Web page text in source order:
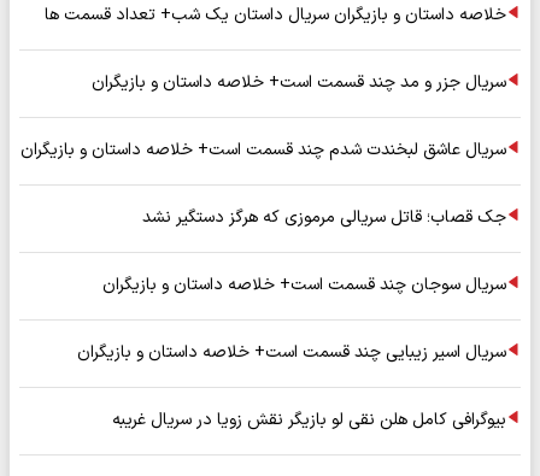
خلاصه داستان و بازیگران سریال داستان یک شب+ تعداد قسمت ها
سریال جزر و مد چند قسمت است+ خلاصه داستان و بازیگران
سریال عاشق لبخندت شدم چند قسمت است+ خلاصه داستان و بازیگران
جک قصاب؛ قاتل سریالی مرموزی که هرگز دستگیر نشد
سریال سوجان چند قسمت است+ خلاصه داستان و بازیگران
سریال اسیر زیبایی چند قسمت است+ خلاصه داستان و بازیگران
بیوگرافی کامل هلن نقی لو بازیگر نقش زویا در سریال غریبه